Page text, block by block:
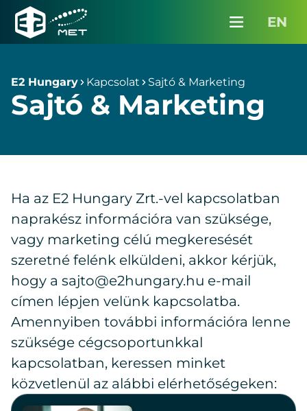
E2
Menü
Karrier
Kapcsolat
EN
E2 Hungary Kapcsolat Sajtó & Marketing
Sajtó & Marketing
Ha az E2 Hungary Zrt.-vel kapcsolatban
naprakész információra van szüksége,
vagy marketing célú megkeresését
szeretné felénk elküldeni, akkor kérjük,
hogy a sajto@e2hungary.hu e-mail
címen lépjen velünk kapcsolatba.
Amennyiben további információra lenne
szüksége cégcsoportunkkal
kapcsolatban, keressen minket
közvetlenül az alábbi elérhetőségeken: